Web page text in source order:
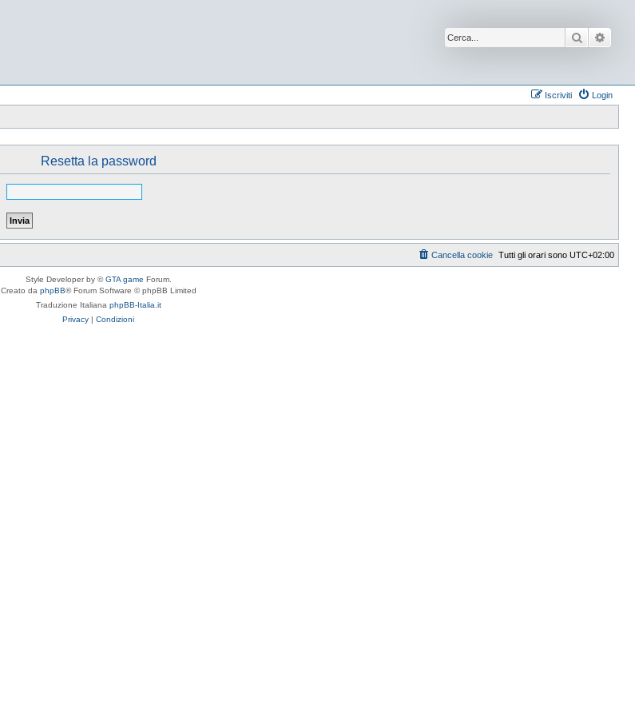
Cerca
Login
Iscriviti
Resetta la password
Tutti gli orari sono UTC+02:00
Cancella cookie
Style Developer by ©GTA game Forum.
Creato da phpBB® Forum Software © phpBB Limited
Traduzione Italiana phpBB-Italia.it
Privacy | Condizioni